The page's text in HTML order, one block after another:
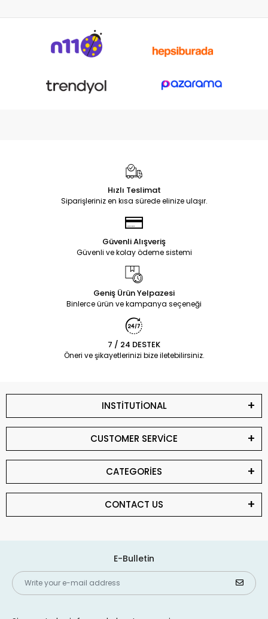
Hızlı Teslimat
Siparişleriniz en kısa sürede elinize ulaşır.
Güvenli Alışveriş
Güvenli ve kolay ödeme sistemi
Geniş Ürün Yelpazesi
Binlerce ürün ve kampanya seçeneği
7 / 24 DESTEK
Öneri ve şikayetlerinizi bize iletebilirsiniz.
INSTİTUTİONAL
CUSTOMER SERVİCE
CATEGORİES
CONTACT US
E-Bulletin